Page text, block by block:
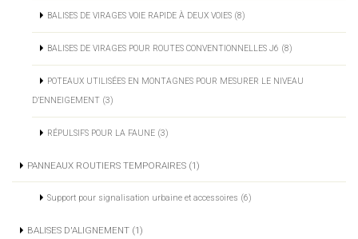
BALISES DE VIRAGES VOIE RAPIDE À DEUX VOIES (8)
BALISES DE VIRAGES POUR ROUTES CONVENTIONNELLES J6 (8)
POTEAUX UTILISÉES EN MONTAGNES POUR MESURER LE NIVEAU
D’ENNEIGEMENT (3)
RÉPULSIFS POUR LA FAUNE (3)
PANNEAUX ROUTIERS TEMPORAIRES (1)
Support pour signalisation urbaine et accessoires (6)
BALISES D'ALIGNEMENT (1)